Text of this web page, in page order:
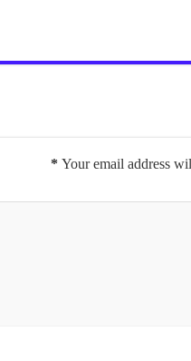
Your email address
*